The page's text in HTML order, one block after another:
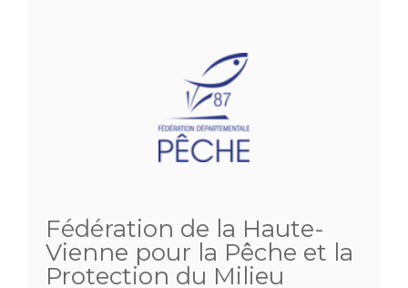
Fédération de la Haute-
Vienne pour la Pêche et la
Protection du Milieu